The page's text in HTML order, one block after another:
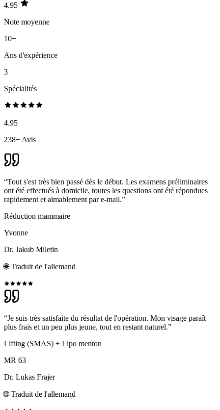
4.95
Note moyenne
10+
Ans d'expérience
3
Spécialités
4.95
238+ Avis
“Tout s'est très bien passé dès le début. Les examens préliminaires
ont été effectués à domicile, toutes les questions ont été répondues
rapidement et aimablement par e-mail.”
Réduction mammaire
Yvonne
Dr. Jakub Miletin
🌐Traduit de l'allemand
“Je suis très satisfaite du résultat de l'opération. Mon visage paraît
plus frais et un peu plus jeune, tout en restant naturel.”
Lifting (SMAS) + Lipo menton
MR 63
Dr. Lukas Frajer
🌐Traduit de l'allemand